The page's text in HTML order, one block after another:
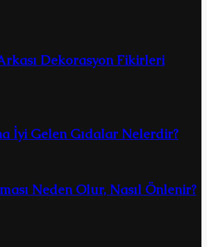
Dekorasyon Fikirleri
İyi Gelen Gıdalar Nelerdir?
Neden Olur, Nasıl Önlenir?